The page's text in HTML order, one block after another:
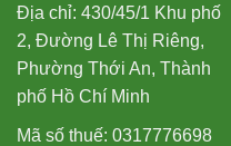
Địa chỉ: 430/45/1 Khu phố
2, Đường Lê Thị Riêng,
Phường Thới An, Thành
phố Hồ Chí Minh
Mã số thuế: 0317776698